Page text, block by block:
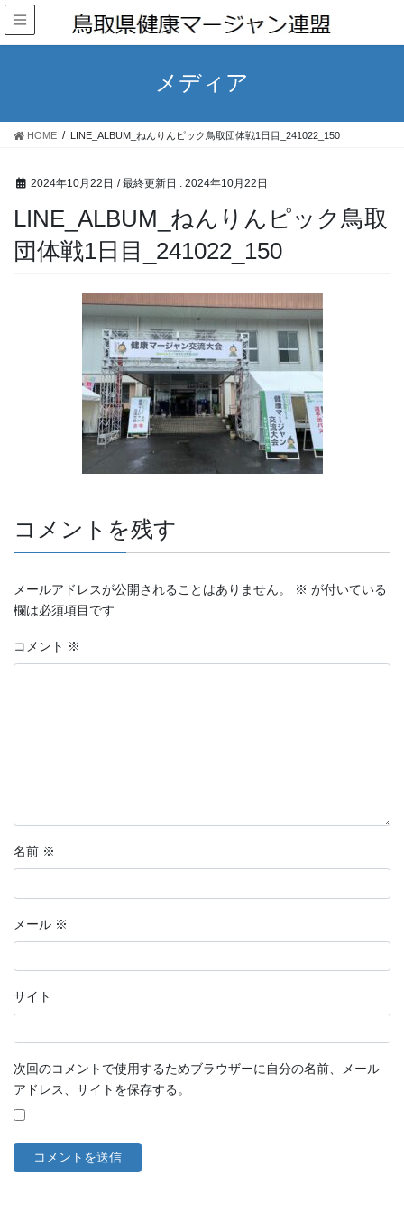
メディア
HOME LINE_ALBUM_ねんりんピック鳥取団体戦1日目_241022_150
2024年10月22日 / 最終更新日 : 2024年10月22日
LINE_ALBUM_ねんりんピック鳥取
団体戦1日目_241022_150
コメントを残す
メールアドレスが公開されることはありません。 ※ が付いている
欄は必須項目です
コメント ※
名前 ※
メール ※
サイト
次回のコメントで使用するためブラウザーに自分の名前、メール
アドレス、サイトを保存する。